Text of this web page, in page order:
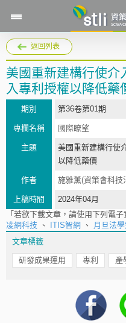
返回列表
美國重新建構行使介
入專利授權以降低藥
期別 第36卷第01期
專欄名稱 國際瞭望
主題
美國重新建構行使
以降低藥價
作者 施雅薰(資策會科技
上稿時間
2024年04月
「若欲下載文章，請使用下列電
凌網科技 、 ITIS智網 、 月旦法
文章標籤
研發成果運用 專利 產